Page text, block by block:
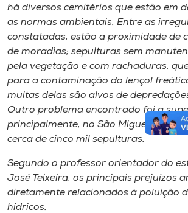
há diversos cemitérios que estão em
as normas ambientais. Entre as
constatadas, estão a proximidade de
de moradias; sepulturas sem
pela vegetação e com rachaduras,
para a contaminação do lençol
muitas delas são alvos de
Outro problema encontrado foi a
principalmente, no São Miguel e
cerca de cinco mil sepulturas.
Segundo o professor orientador do
José Teixeira, os principais prejuízos
diretamente relacionados à poluição
hídricos.